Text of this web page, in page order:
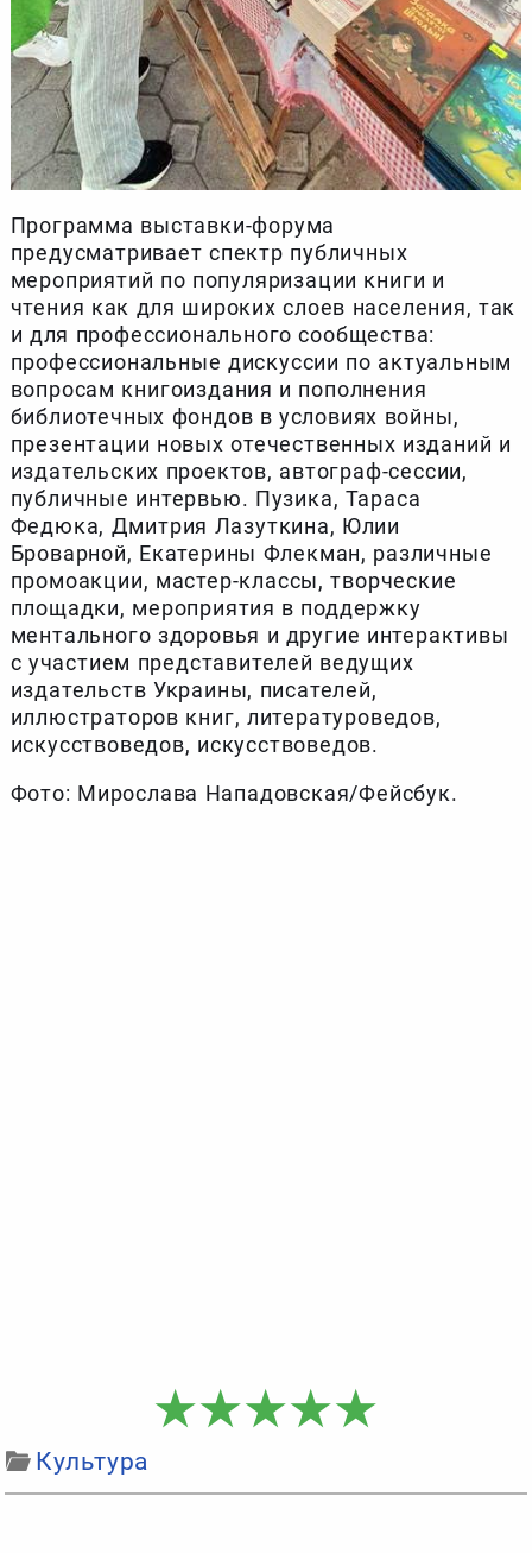
Программа выставки-форума
предусматривает спектр публичных
мероприятий по популяризации книги и
чтения как для широких слоев населения, так
и для профессионального сообщества:
профессиональные дискуссии по актуальным
вопросам книгоиздания и пополнения
библиотечных фондов в условиях войны,
презентации новых отечественных изданий и
издательских проектов, автограф-сессии,
публичные интервью. Пузика, Тараса
Федюка, Дмитрия Лазуткина, Юлии
Броварной, Екатерины Флекман, различные
промоакции, мастер-классы, творческие
площадки, мероприятия в поддержку
ментального здоровья и другие интерактивы
с участием представителей ведущих
издательств Украины, писателей,
иллюстраторов книг, литературоведов,
искусствоведов, искусствоведов.
Фото: Мирослава Нападовская/Фейсбук.
Культура